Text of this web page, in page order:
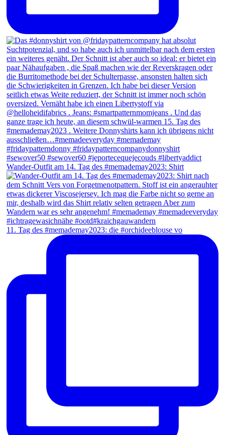
Wander-Outfit am 14. Tag des #memademay2023: Shirt
11. Tag des #memademay2023: die #orchideeblouse vo